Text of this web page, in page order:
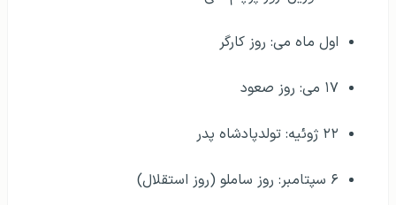
اول ماه می: روز کارگر
۱۷ می: روز صعود
۲۲ ژوئیه: تولدپادشاه پدر
۶ سپتامبر: روز ساملو (روز استقلال)